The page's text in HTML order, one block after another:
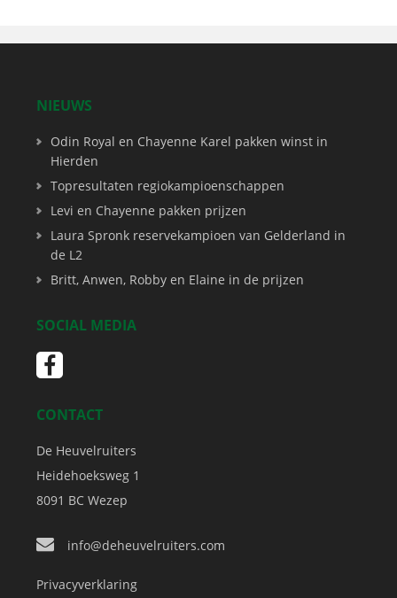
NIEUWS
Odin Royal en Chayenne Karel pakken winst in
Hierden
Topresultaten regiokampioenschappen
Levi en Chayenne pakken prijzen
Laura Spronk reservekampioen van Gelderland in
de L2
Britt, Anwen, Robby en Elaine in de prijzen
SOCIAL MEDIA
CONTACT
De Heuvelruiters
Heidehoeksweg 1
8091 BC Wezep
info@deheuvelruiters.com
Privacyverklaring